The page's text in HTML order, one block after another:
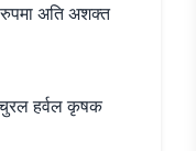
रुपमा अति अशक्त
हर्वल कृषक